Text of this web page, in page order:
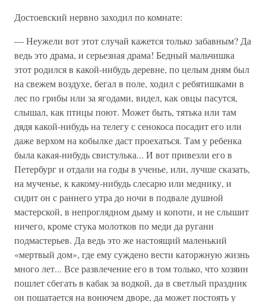
Достоевский нервно заходил по комнате:
— Неужели вот этот случай кажется только забавным? Да
ведь это драма, и серьезная драма! Бедный мальчишка
этот родился в какой-нибудь деревне, по целым дням был
на свежем воздухе, бегал в поле, ходил с ребятишками в
лес по грибы или за ягодами, видел, как овцы пасутся,
слышал, как птицы поют. Может быть, тятька или там
дядя какой-нибудь на телегу с сенокоса посадит его или
даже верхом на кобылке даст проехаться. Там у ребенка
была какая-нибудь свистулька... И вот привезли его в
Петербург и отдали на годы в ученье, или, лучше сказать,
на мученье, к какому-нибудь слесарю или меднику, и
сидит он с раннего утра до ночи в подвале душной
мастерской, в непроглядном дыму и копоти, и не слышит
ничего, кроме стука молотков по меди да ругани
подмастерьев. Да ведь это же настоящий маленький
«мертвый дом», где ему суждено вести каторжную жизнь
много лет... Все развлечение его в том только, что хозяин
пошлет сбегать в кабак за водкой, да в светлый праздник
он пошатается на вонючем дворе, да может постоять у